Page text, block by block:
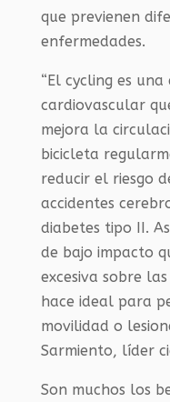
que previenen
enfermedades.
“El cycling es
cardiovascular
mejora la
bicicleta
reducir el riesgo
accidentes
diabetes tipo II.
de bajo impacto
excesiva sobre
hace ideal para
movilidad o
Sarmiento, líder
Son muchos los